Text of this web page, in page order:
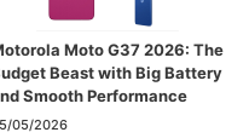
Moto G37 2026: The
Beast with Big Battery
Smooth Performance
05/2026